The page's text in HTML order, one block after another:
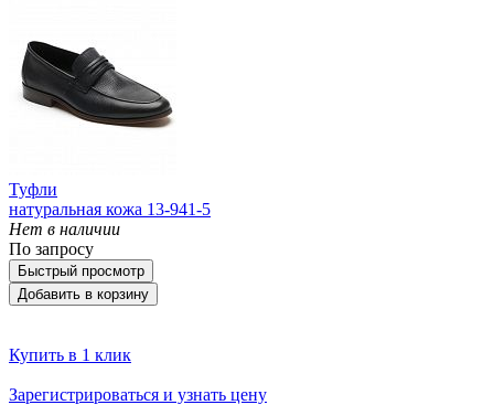
Туфли
натуральная кожа 13-941-5
Нет в наличии
По запросу
Быстрый просмотр
Добавить в корзину
Купить в 1 клик
Зарегистрироваться и узнать цену